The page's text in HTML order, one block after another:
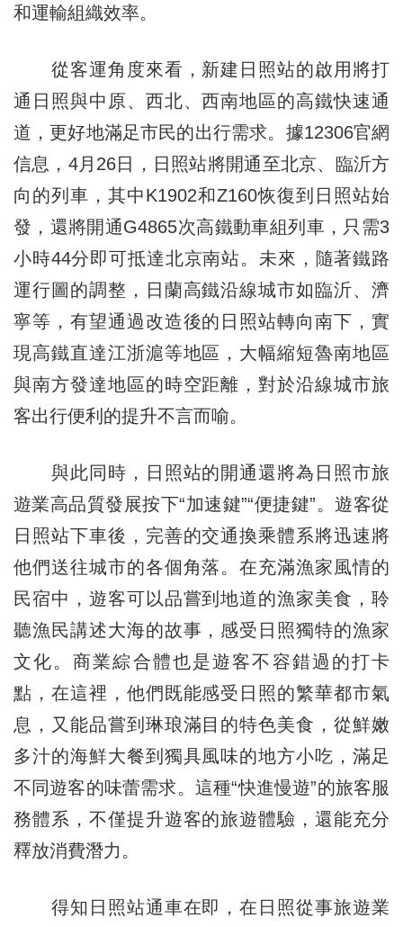
和運輸組織效率。
從客運角度來看，新建日照站的啟用將打
通日照與中原、西北、西南地區的高鐵快速通
道，更好地滿足市民的出行需求。據12306官網
信息，4月26日，日照站將開通至北京、臨沂方
向的列車，其中K1902和Z160恢復到日照站始
發，還將開通G4865次高鐵動車組列車，只需3
小時44分即可抵達北京南站。未來，隨著鐵路
運行圖的調整，日蘭高鐵沿線城市如臨沂、濟
寧等，有望通過改造後的日照站轉向南下，實
現高鐵直達江浙滬等地區，大幅縮短魯南地區
與南方發達地區的時空距離，對於沿線城市旅
客出行便利的提升不言而喻。
與此同時，日照站的開通還將為日照市旅
遊業高品質發展按下“加速鍵”“便捷鍵”。遊客從
日照站下車後，完善的交通換乘體系將迅速將
他們送往城市的各個角落。在充滿漁家風情的
民宿中，遊客可以品嘗到地道的漁家美食，聆
聽漁民講述大海的故事，感受日照獨特的漁家
文化。商業綜合體也是遊客不容錯過的打卡
點，在這裡，他們既能感受日照的繁華都市氣
息，又能品嘗到琳琅滿目的特色美食，從鮮嫩
多汁的海鮮大餐到獨具風味的地方小吃，滿足
不同遊客的味蕾需求。這種“快進慢遊”的旅客服
務體系，不僅提升遊客的旅遊體驗，還能充分
釋放消費潛力。
得知日照站通車在即，在日照從事旅遊業